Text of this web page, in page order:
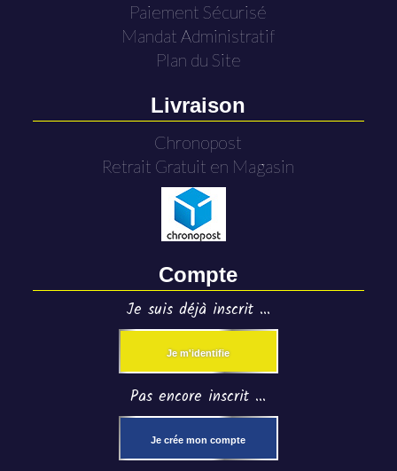
Paiement Sécurisé
Mandat Administratif
Plan du Site
Livraison
Chronopost
Retrait Gratuit en Magasin
Compte
Je suis déjà inscrit ...
Je m'identifie
Pas encore inscrit ...
Je crée mon compte